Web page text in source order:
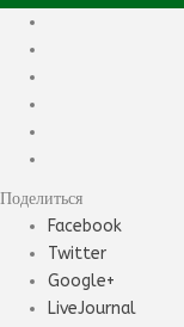
Поделиться
Facebook
Twitter
Google+
LiveJournal